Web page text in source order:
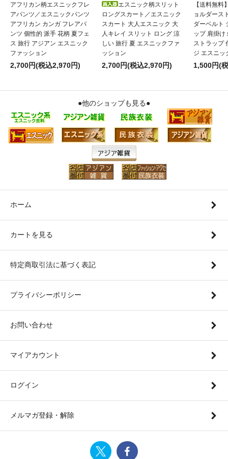
アフリカン柄エスニックフレ
アパンツ／エスニックパンツ
アフリカン カンガ フレアパ
ンツ 個性的 派手 花柄 夏フェ
ス 旅行 アジアン エスニック
ファッション
2,700円(税込2,970円)
エスニック柄スリット
ロングスカート／エスニック
スカート 大人エスニック 大
人キレイ スリット ロング 涼
しい 旅行 夏 エスニックファ
ッション
2,700円(税込2,970円)
【送料無料
ョルダース
ダーベルト
ップ 肩掛け
ストラップ
ジ エスニッ
1,500円(
●他のショップも見る●
ホーム
カートを見る
特定商取引法に基づく表記
プライバシーポリシー
お問い合わせ
マイアカウント
ログイン
メルマガ登録・解除